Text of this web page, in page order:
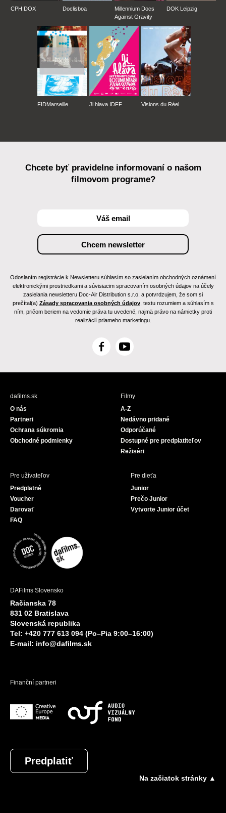
CPH:DOX Doclisboa
Millennium Docs
Against Gravity
DOK Leipzig
FIDMarseille Ji.hlava IDFF Visions du Réel
Chcete byť pravidelne informovaní o našom
filmovom programe?
Odoslaním registrácie k Newsletteru súhlasím so zasielaním obchodných oznámení
elektronickými prostriedkami a súvisiacim spracovaním osobných údajov na účely
zasielania newsletteru Doc-Air Distribution s.r.o. a potvrdzujem, že som si
prečítal(a) Zásady spracovania osobných údajov, textu rozumiem a súhlasím s
ním, pričom beriem na vedomie práva tu uvedené, najmä právo na námietky proti
realizácií priameho marketingu.
F
c
Y
u
e
dafilms.sk
O nás
Partneri
Ochrana súkromia
Obchodné podmienky
Filmy
A-Z
Nedávno pridané
Odporúčané
Dostupné pre predplatiteľov
Režiséri
Pre užívateľov
Predplatné
Voucher
Darovať
FAQ
Pre dieťa
Junior
Prečo Junior
Vytvorte Junior účet
DAFilms Slovensko
Račianska 78
831 02 Bratislava
Slovenská republika
Tel: +420 777 613 094 (Po–Pia 9:00–16:00)
E-mail: info@dafilms.sk
Finanční partneri
Predplatiť
Na začiatok stránky ▲